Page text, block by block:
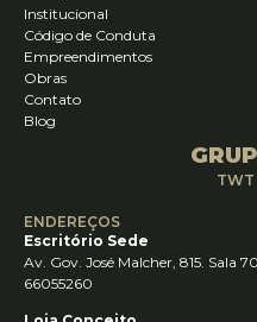
Institucional
Código de Conduta
Empreendimentos
Obras
Contato
Blog
TWT
ENDEREÇOS
Escritório Sede
Av. Gov. José Malcher, 815. Sala
66055260